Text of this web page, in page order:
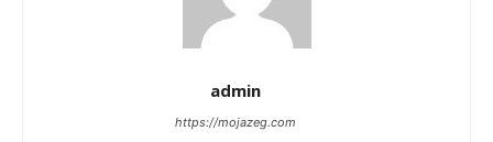
admin
https://mojazeg.com